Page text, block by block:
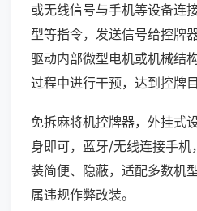
或无线信号与手机等设备连
型等指令，发送信号给控牌
驱动内部微型电机或机械结
过程中进行干预，达到控牌目
免拆麻将机控牌器，外挂式
身即可，蓝牙/无线连接手机
装简便、隐蔽，适配多数机
属违规作弊改装。